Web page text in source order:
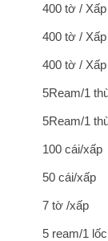
400 tờ / Xấp
400 tờ / Xấp
400 tờ / Xấp
5Ream/1
5Ream/1
100 cái/xấp
50 cái/xấp
7 tờ /xấp
5 ream/1 lốc